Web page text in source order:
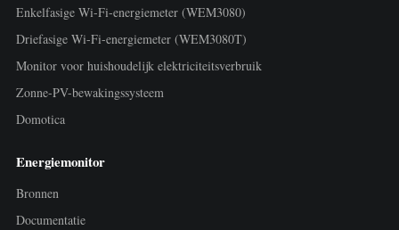
Enkelfasige Wi-Fi-energiemeter (WEM3080)
Driefasige Wi-Fi-energiemeter (WEM3080T)
Monitor voor huishoudelijk elektriciteitsverbruik
Zonne-PV-bewakingssysteem
Domotica
Energiemonitor
Bronnen
Documentatie